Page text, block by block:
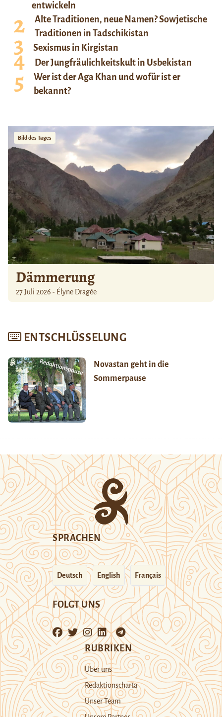
entwickeln
Alte Traditionen, neue Namen? Sowjetische
Traditionen in Tadschikistan
Sexismus in Kirgistan
Der Jungfräulichkeitskult in Usbekistan
Wer ist der Aga Khan und wofür ist er
bekannt?
Bild des Tages
Dämmerung
27 Juli 2026 - Élyne Dragée
ENTSCHLÜSSELUNG
Novastan geht in die
Sommerpause
SPRACHEN
Deutsch English Français
FOLGT UNS
RUBRIKEN
Über uns
Redaktionscharta
Unser Team